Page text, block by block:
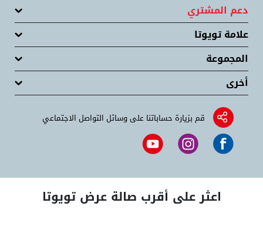
دعم المشتري
علامة تويوتا
المجموعة
أخرى
قم بزيارة حساباتنا على وسائل التواصل الاجتماعي
اعثر على أقرب صالة عرض تويوتا